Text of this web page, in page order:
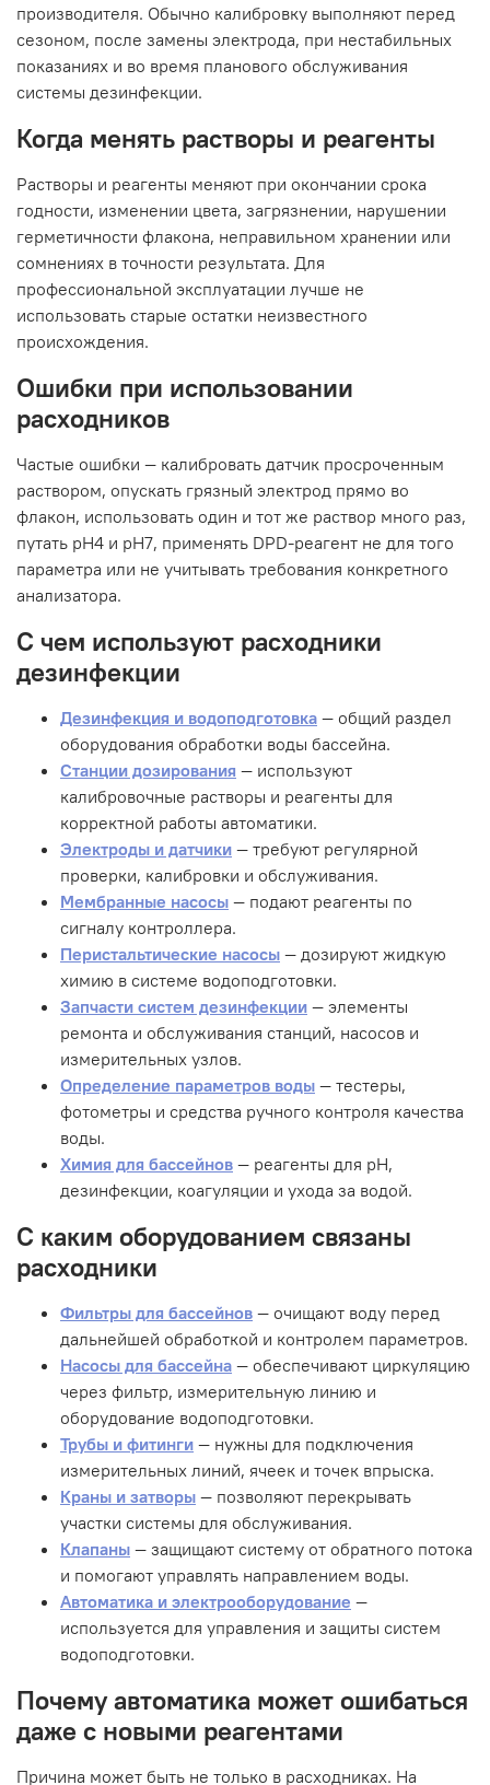
производителя. Обычно калибровку выполняют перед
сезоном, после замены электрода, при нестабильных
показаниях и во время планового обслуживания
системы дезинфекции.
Когда менять растворы и реагенты
Растворы и реагенты меняют при окончании срока
годности, изменении цвета, загрязнении, нарушении
герметичности флакона, неправильном хранении или
сомнениях в точности результата. Для
профессиональной эксплуатации лучше не
использовать старые остатки неизвестного
происхождения.
Ошибки при использовании
расходников
Частые ошибки — калибровать датчик просроченным
раствором, опускать грязный электрод прямо во
флакон, использовать один и тот же раствор много раз,
путать pH4 и pH7, применять DPD-реагент не для того
параметра или не учитывать требования конкретного
анализатора.
С чем используют расходники
дезинфекции
Дезинфекция и водоподготовка — общий раздел
оборудования обработки воды бассейна.
Станции дозирования — используют
калибровочные растворы и реагенты для
корректной работы автоматики.
Электроды и датчики — требуют регулярной
проверки, калибровки и обслуживания.
Мембранные насосы — подают реагенты по
сигналу контроллера.
Перистальтические насосы — дозируют жидкую
химию в системе водоподготовки.
Запчасти систем дезинфекции — элементы
ремонта и обслуживания станций, насосов и
измерительных узлов.
Определение параметров воды — тестеры,
фотометры и средства ручного контроля качества
воды.
Химия для бассейнов — реагенты для pH,
дезинфекции, коагуляции и ухода за водой.
С каким оборудованием связаны
расходники
Фильтры для бассейнов — очищают воду перед
дальнейшей обработкой и контролем параметров.
Насосы для бассейна — обеспечивают циркуляцию
через фильтр, измерительную линию и
оборудование водоподготовки.
Трубы и фитинги — нужны для подключения
измерительных линий, ячеек и точек впрыска.
Краны и затворы — позволяют перекрывать
участки системы для обслуживания.
Клапаны — защищают систему от обратного потока
и помогают управлять направлением воды.
Автоматика и электрооборудование —
используется для управления и защиты систем
водоподготовки.
Почему автоматика может ошибаться
даже с новыми реагентами
Причина может быть не только в расходниках. На